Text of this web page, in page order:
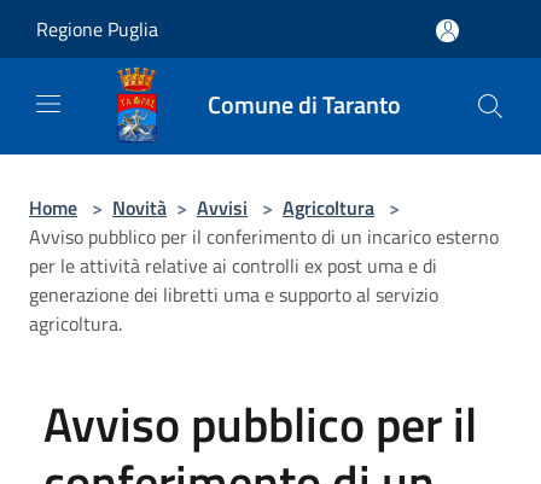
Regione Puglia
Comune di Taranto
Home > Novità > Avvisi > Agricoltura >
Avviso pubblico per il conferimento di un incarico esterno
per le attività relative ai controlli ex post uma e di
generazione dei libretti uma e supporto al servizio
agricoltura.
Avviso pubblico per il